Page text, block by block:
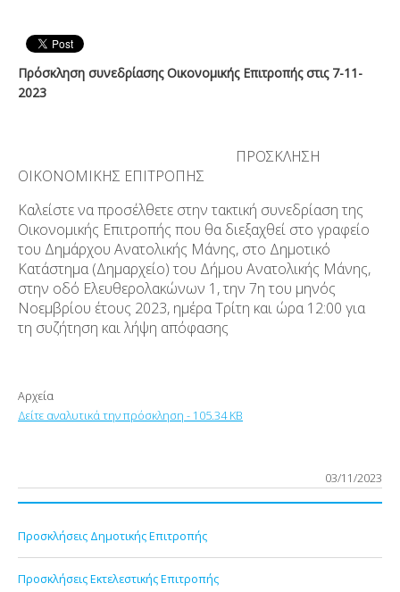
Πρόσκληση συνεδρίασης Οικονομικής Επιτροπής στις 7-11-
2023
ΠΡΟΣΚΛΗΣΗ
ΟΙΚΟΝΟΜΙΚΗΣ ΕΠΙΤΡΟΠΗΣ
Καλείστε να προσέλθετε στην τακτική συνεδρίαση της
Οικονομικής Επιτροπής που θα διεξαχθεί στο γραφείο
του Δημάρχου Ανατολικής Μάνης, στο Δημοτικό
Κατάστημα (Δημαρχείο) του Δήμου Ανατολικής Μάνης,
στην οδό Ελευθερολακώνων 1, την 7η του μηνός
Νοεμβρίου έτους 2023, ημέρα Τρίτη και ώρα 12:00 για
τη συζήτηση και λήψη απόφασης
Αρχεία
Δείτε αναλυτικά την πρόσκληση - 105.34 KB
03/11/2023
Προσκλήσεις Δημοτικής Επιτροπής
Προσκλήσεις Εκτελεστικής Επιτροπής